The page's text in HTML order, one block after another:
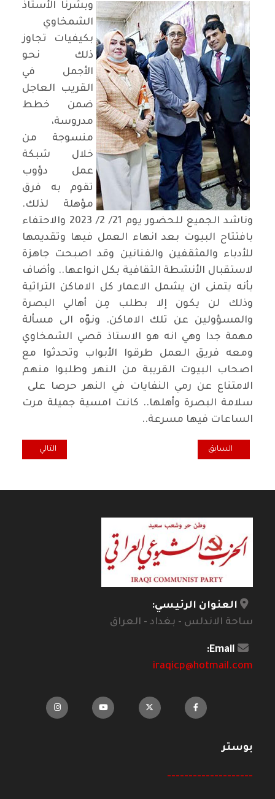
وبشرنا الأستاذ
الشمخاوي
بكيفيات تجاوز
ذلك نحو
الأجمل في
القريب العاجل
ضمن خطط
مدروسة،
منسوجة من
خلال شبكة
عمل دؤوب
تقوم به فرق
مؤهلة لذلك.
وناشد الجميع للحضور يوم 21/ 2/ 2023 والاحتفاء
بافتتاح البيوت بعد انهاء العمل فيها وتقديمها
للأدباء والمثقفين والفنانين وقد اصبحت جاهزة
لاستقبال الأنشطة الثقافية بكل انواعها.. وأضاف
بأنه يتمنى ان يشمل الاعمار كل الاماكن التراثية
وذلك لن يكون إلا بطلب مِن أهالي البصرة
والمسؤولين عن تلك الاماكن. ونوّه الى مسألة
مهمة جدا وهي انه هو الاستاذ قصي الشمخاوي
ومعه فريق العمل طرقوا الأبواب وتحدثوا مع
اصحاب البيوت القريبة من النهر وطلبوا منهم
الامتناع عن رمي النفايات في النهر حرصا على
سلامة البصرة وأهلها.. كانت امسية جميلة مرت
الساعات فيها مسرعة..
المقال السابق: الباب ومدلولاته في (مزاج المفاتيح) لبلقيس خالد*
السابق المقال التالي:
التالي
العنوان الرئيسي:
ساحة الاندلس - بغداد - العراق
Email:
iraqicp@hotmail.com
بوستر
--------------------